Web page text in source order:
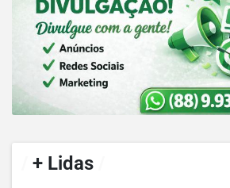
+ Lidas